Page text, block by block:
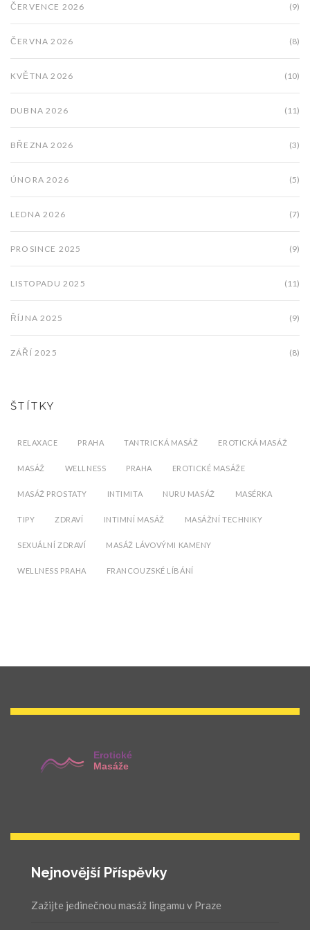
ČERVENCE 2026 (9)
ČERVNA 2026 (8)
KVĚTNA 2026 (10)
DUBNA 2026 (11)
BŘEZNA 2026 (3)
ÚNORA 2026 (5)
LEDNA 2026 (7)
PROSINCE 2025 (9)
LISTOPADU 2025 (11)
ŘÍJNA 2025 (9)
ZÁŘÍ 2025 (8)
ŠTÍTKY
RELAXACE PRAHA TANTRICKÁ MASÁŽ EROTICKÁ MASÁŽ
MASÁŽ WELLNESS PRAHA EROTICKÉ MASÁŽE
MASÁŽ PROSTATY INTIMITA NURU MASÁŽ MASÉRKA
TIPY ZDRAVÍ INTIMNÍ MASÁŽ MASÁŽNÍ TECHNIKY
SEXUÁLNÍ ZDRAVÍ MASÁŽ LÁVOVÝMI KAMENY
WELLNESS PRAHA FRANCOUZSKÉ LÍBÁNÍ
Nejnovější Příspěvky
Zažijte jedinečnou masáž lingamu v Praze